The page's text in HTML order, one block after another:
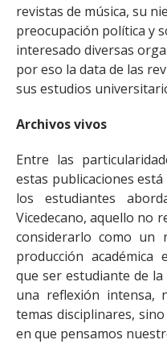
revistas de música, su
preocupación política y
interesado diversas
por eso la data de las
sus estudios
Archivos vivos
Entre las
estas publicaciones
los estudiantes
Vicedecano, aquello no
considerarlo como un
producción académica
que ser estudiante de
una reflexión intensa,
temas disciplinares,
en que pensamos